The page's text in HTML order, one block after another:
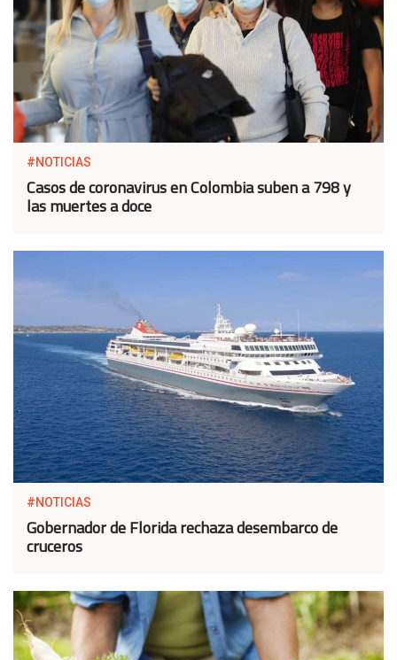
#NOTICIAS
Casos de coronavirus en Colombia suben a 798 y
las muertes a doce
#NOTICIAS
Gobernador de Florida rechaza desembarco de
cruceros